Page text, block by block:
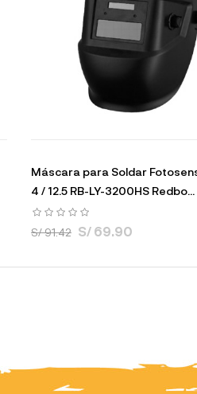
Máscara para Soldar
4 / 12.5 RB-LY-3200HS Redbo...
S/ 91.42 S/ 69.90